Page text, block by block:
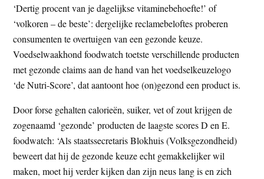
i
t
e
z
e
s
i
t
e
‘Dertig procent van je dagelijkse vitaminebehoefte!’ of
‘volkoren – de beste’: dergelijke reclamebeloftes proberen
consumenten te overtuigen van een gezonde keuze.
Voedselwaakhond foodwatch toetste verschillende producten
met gezonde claims aan de hand van het voedselkeuzelogo
‘de Nutri-Score’, dat aantoont hoe (on)gezond een product is.
Door forse gehalten calorieën, suiker, vet of zout krijgen de
zogenaamd ‘gezonde’ producten de laagste scores D en E.
foodwatch: ‘Als staatssecretaris Blokhuis (Volksgezondheid)
beweert dat hij de gezonde keuze echt gemakkelijker wil
maken, moet hij verder kijken dan zijn neus lang is en zich